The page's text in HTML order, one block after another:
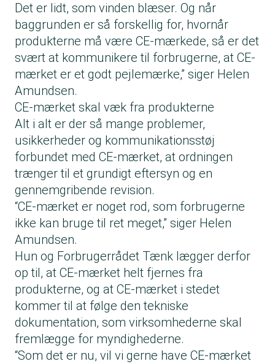
Det er lidt, som vinden blæser. Og når
baggrunden er så forskellig for, hvornår
produkterne må være CE-mærkede, så er det
svært at kommunikere til forbrugerne, at CE-
mærket er et godt pejlemærke,” siger Helen
Amundsen.
CE-mærket skal væk fra produkterne
Alt i alt er der så mange problemer,
usikkerheder og kommunikationsstøj
forbundet med CE-mærket, at ordningen
trænger til et grundigt eftersyn og en
gennemgribende revision.
“CE-mærket er noget rod, som forbrugerne
ikke kan bruge til ret meget,” siger Helen
Amundsen.
Hun og Forbrugerrådet Tænk lægger derfor
op til, at CE-mærket helt fjernes fra
produkterne, og at CE-mærket i stedet
kommer til at følge den tekniske
dokumentation, som virksomhederne skal
fremlægge for myndighederne.
“Som det er nu, vil vi gerne have CE-mærket